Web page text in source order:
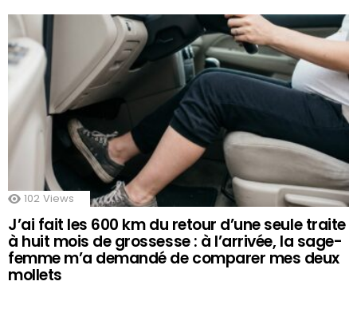
102 Views
J’ai fait les 600 km du retour d’une seule traite
à huit mois de grossesse : à l’arrivée, la sage-
femme m’a demandé de comparer mes deux
mollets